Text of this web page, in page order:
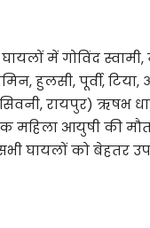
में गोविंद स्वामी,
हुलसी, पूर्वी,
रायपुर) ऋषभ
महिला आयुषी की
सभी घायलों को